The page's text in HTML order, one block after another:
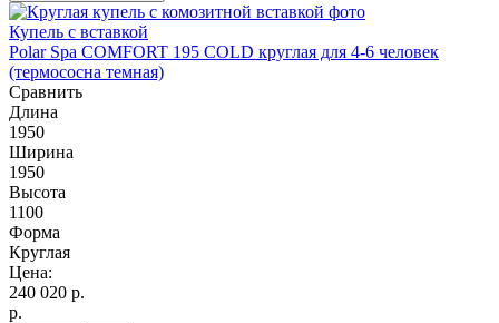
Купель с вставкой
Polar Spa COMFORT 195 COLD круглая для 4-6 человек
(термососна темная)
Сравнить
Длина
1950
Ширина
1950
Высота
1100
Форма
Круглая
Цена:
240 020 р.
р.